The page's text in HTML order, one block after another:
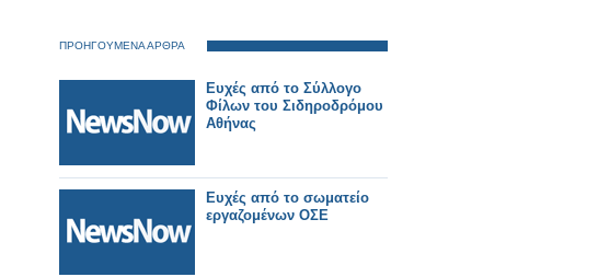
ΠΡΟΗΓΟΥΜΕΝΑ ΑΡΘΡΑ
Ευχές από το Σύλλογο
Φίλων του Σιδηροδρόμου
Αθήνας
Ευχές από το σωματείο
εργαζομένων ΟΣΕ